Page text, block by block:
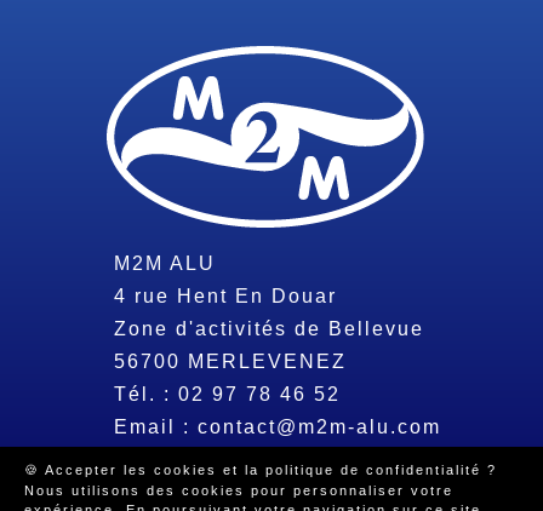
M2M ALU
4 rue Hent En Douar
Zone d'activités de Bellevue
56700 MERLEVENEZ
Tél. :02 97 78 46 52
Email :contact@m2m-alu.com
© 2026 Tous droits réservés -Mentions légales-Politique de
🍪 Accepter les cookies et la politique de confidentialité ?
Nous utilisons des cookies pour personnaliser votre